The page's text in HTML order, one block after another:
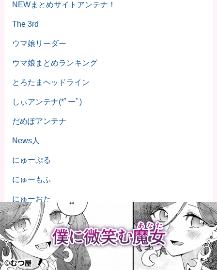
NEWまとめサイトアンテナ！
The 3rd
ウマ娘リーダー
ウマ娘まとめランキング
とろたまヘッドライン
しぃアンテナ(*ﾟーﾟ)
だめぽアンテナ
News人
にゅーぷる
にゅーもふ
にゅーおた